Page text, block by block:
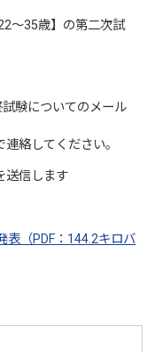
～35歳】の第二次試
験についてのメール
絡してください。
送信します
表（PDF：144.2キロバ